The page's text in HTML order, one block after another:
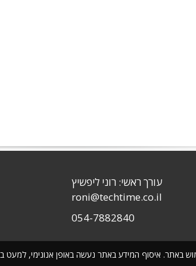
באתר. איסוף המידע באתר נעשה באופן אנונימי,
עורך ראשי: רוני ליפשיץ
roni@techtime.co.il
054-7882840